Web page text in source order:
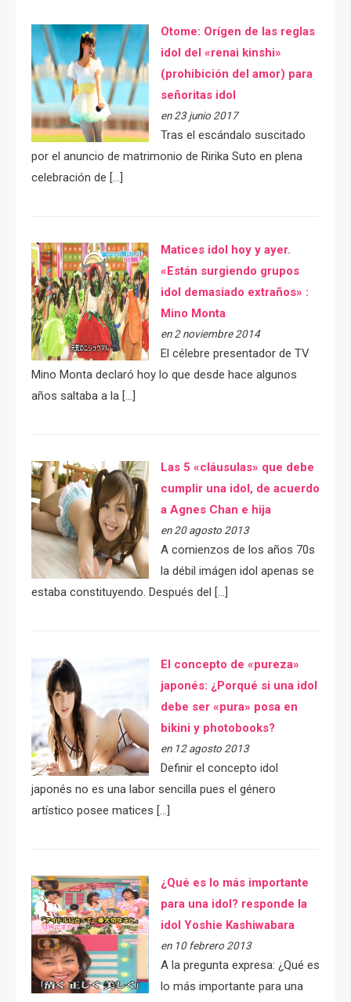
Otome: Orígen de las reglas
idol del «renai kinshi»
(prohibición del amor) para
señoritas idol
en 23 junio 2017
Tras el escándalo suscitado
por el anuncio de matrimonio de Ririka Suto en plena
celebración de […]
Matices idol hoy y ayer.
«Están surgiendo grupos
idol demasiado extraños» :
Mino Monta
en 2 noviembre 2014
El célebre presentador de TV
Mino Monta declaró hoy lo que desde hace algunos
años saltaba a la […]
Las 5 «cláusulas» que debe
cumplir una idol, de acuerdo
a Agnes Chan e hija
en 20 agosto 2013
A comienzos de los años 70s
la débil imágen idol apenas se
estaba constituyendo. Después del […]
El concepto de «pureza»
japonés: ¿Porqué si una idol
debe ser «pura» posa en
bikini y photobooks?
en 12 agosto 2013
Definir el concepto idol
japonés no es una labor sencilla pues el género
artístico posee matices […]
¿Qué es lo más importante
para una idol? responde la
idol Yoshie Kashiwabara
en 10 febrero 2013
A la pregunta expresa: ¿Qué es
lo más importante para una